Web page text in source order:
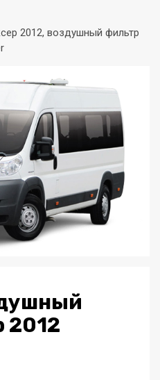
2012, воздушный фильтр
2012